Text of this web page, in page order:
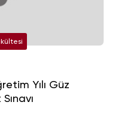
Yılı Güz